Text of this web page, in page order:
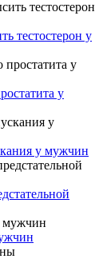
тестостерон у
у
у мужчин